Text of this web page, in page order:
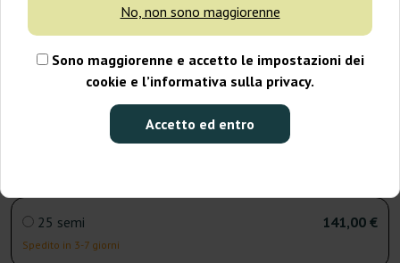
No, non sono maggiorenne
Sono maggiorenne e accetto le impostazioni dei
cookie e l’informativa sulla privacy.
Accetto ed entro
4 semi
Spedito in 3-7 giorni
28,00 €
25 semi
Spedito in 3-7 giorni
141,00 €